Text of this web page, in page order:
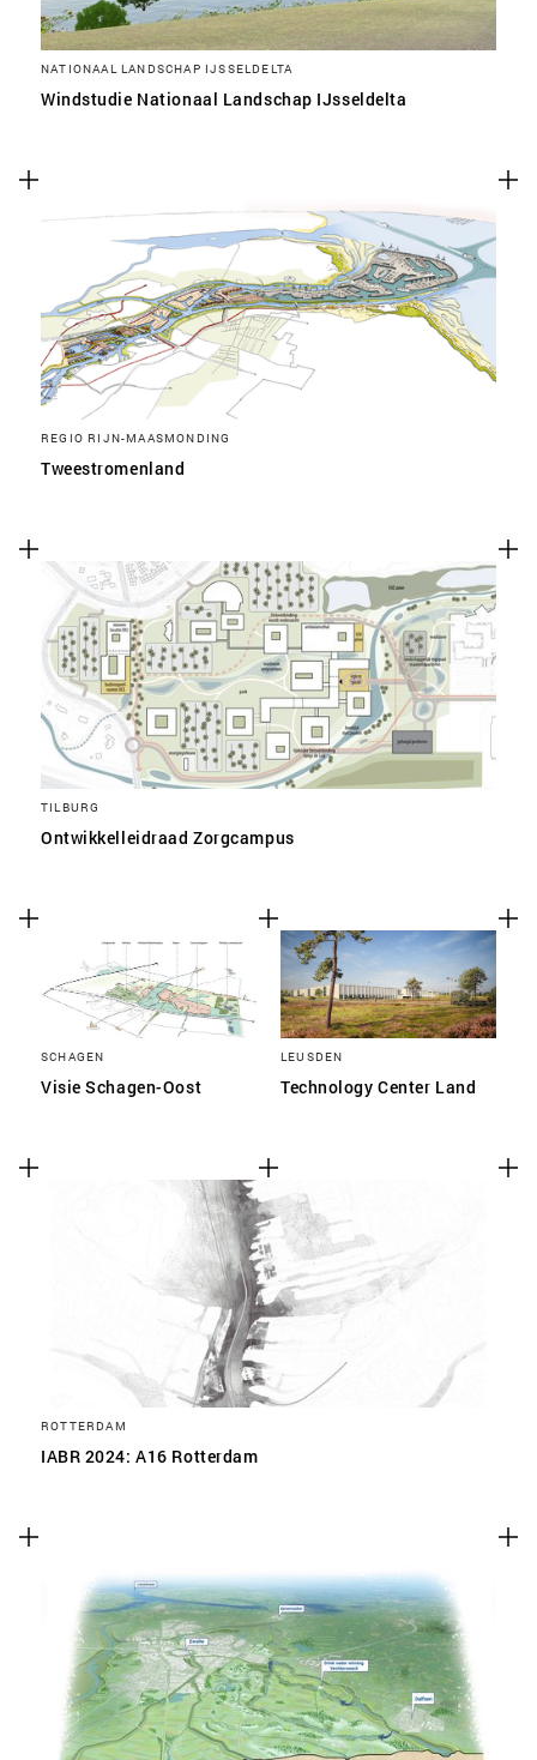
NATIONAAL LANDSCHAP IJSSELDELTA
Windstudie Nationaal Landschap IJsseldelta
REGIO RIJN-MAASMONDING
Tweestromenland
TILBURG
Ontwikkelleidraad Zorgcampus
SCHAGEN
Visie Schagen-Oost
LEUSDEN
Technology Center Land
ROTTERDAM
IABR 2024: A16 Rotterdam